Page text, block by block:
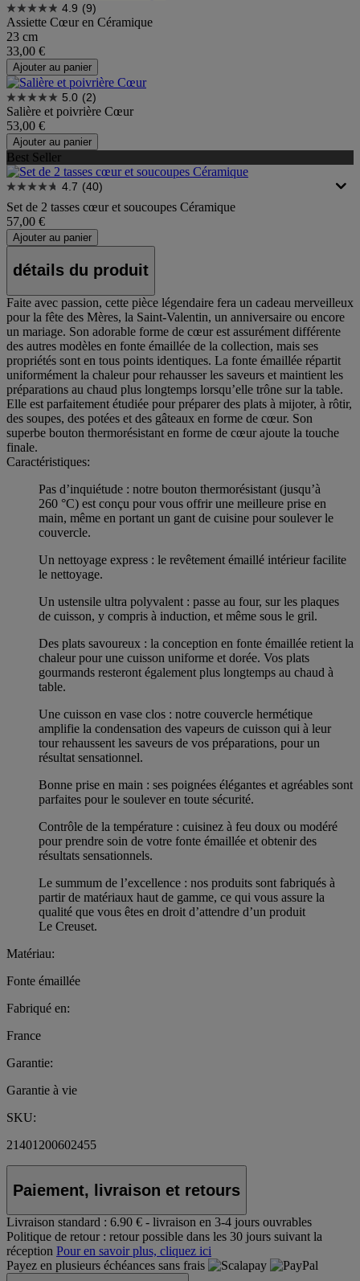
4.9 (9)
Assiette Cœur en Céramique
23 cm
33,00 €
Ajouter au panier
5.0 (2)
Salière et poivrière Cœur
53,00 €
Ajouter au panier
Best Seller
4.7 (40)
Set de 2 tasses cœur et soucoupes Céramique
57,00 €
Ajouter au panier
détails du produit
Faite avec passion, cette pièce légendaire fera un cadeau merveilleux
pour la fête des Mères, la Saint-Valentin, un anniversaire ou encore
un mariage. Son adorable forme de cœur est assurément différente
des autres modèles en fonte émaillée de la collection, mais ses
propriétés sont en tous points identiques. La fonte émaillée répartit
uniformément la chaleur pour rehausser les saveurs et maintient les
préparations au chaud plus longtemps lorsqu’elle trône sur la table.
Elle est parfaitement étudiée pour préparer des plats à mijoter, à rôtir,
des soupes, des potées et des gâteaux en forme de cœur. Son
superbe bouton thermorésistant en forme de cœur ajoute la touche
finale.
Caractéristiques:
Pas d’inquiétude : notre bouton thermorésistant (jusqu’à
260 °C) est conçu pour vous offrir une meilleure prise en
main, même en portant un gant de cuisine pour soulever le
couvercle.
Un nettoyage express : le revêtement émaillé intérieur facilite
le nettoyage.
Un ustensile ultra polyvalent : passe au four, sur les plaques
de cuisson, y compris à induction, et même sous le gril.
Des plats savoureux : la conception en fonte émaillée retient la
chaleur pour une cuisson uniforme et dorée. Vos plats
gourmands resteront également plus longtemps au chaud à
table.
Une cuisson en vase clos : notre couvercle hermétique
amplifie la condensation des vapeurs de cuisson qui à leur
tour rehaussent les saveurs de vos préparations, pour un
résultat sensationnel.
Bonne prise en main : ses poignées élégantes et agréables sont
parfaites pour le soulever en toute sécurité.
Contrôle de la température : cuisinez à feu doux ou modéré
pour prendre soin de votre fonte émaillée et obtenir des
résultats sensationnels.
Le summum de l’excellence : nos produits sont fabriqués à
partir de matériaux haut de gamme, ce qui vous assure la
qualité que vous êtes en droit d’attendre d’un produit
Le Creuset.
Matériau:
Fonte émaillée
Fabriqué en:
France
Garantie:
Garantie à vie
SKU:
21401200602455
Paiement, livraison et retours
Livraison standard : 6.90 € - livraison en 3-4 jours ouvrables
Politique de retour : retour possible dans les 30 jours suivant la
réception Pour en savoir plus, cliquez ici
Payez en plusieurs échéances sans frais